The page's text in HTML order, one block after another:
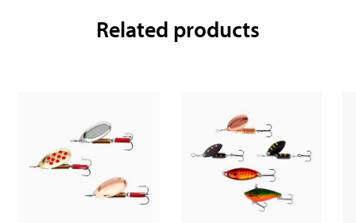
Related products